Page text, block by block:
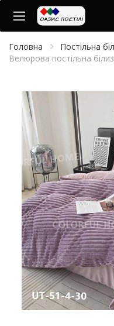
Головна
Постільна
Велюрова постільна